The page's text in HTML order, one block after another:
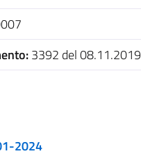
3392 del 08.11.2019
2024